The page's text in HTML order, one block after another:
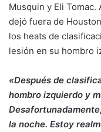
Musquin y Eli
dejó fuera de
los heats de
lesión en su hombro
«Después de
hombro izquierdo y
la noche. Estoy